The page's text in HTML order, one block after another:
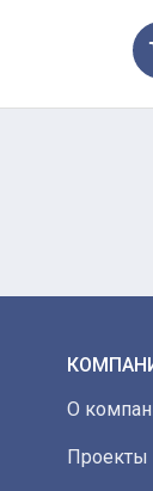
О
Проекты